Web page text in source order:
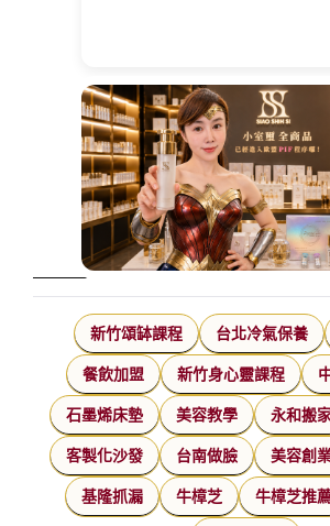
新竹頌缽課程 台北冷氣保養
餐飲加盟 新竹身心靈課程
石墨烯床墊 美容教學 永和搬
客製化沙發 台南做臉 美容創
基隆抓漏 牛樟芝 牛樟芝推